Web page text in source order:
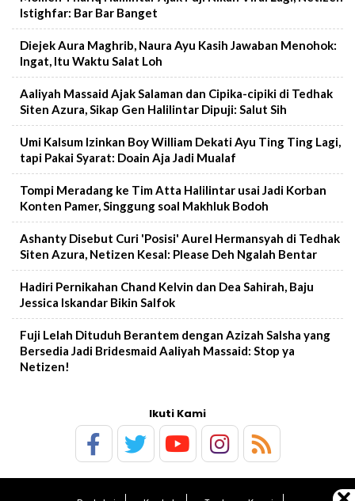
Istighfar: Bar Bar Banget
Diejek Aura Maghrib, Naura Ayu Kasih Jawaban Menohok:
Ingat, Itu Waktu Salat Loh
Aaliyah Massaid Ajak Salaman dan Cipika-cipiki di Tedhak
Siten Azura, Sikap Gen Halilintar Dipuji: Salut Sih
Umi Kalsum Izinkan Boy William Dekati Ayu Ting Ting Lagi,
tapi Pakai Syarat: Doain Aja Jadi Mualaf
Tompi Meradang ke Tim Atta Halilintar usai Jadi Korban
Konten Pamer, Singgung soal Makhluk Bodoh
Ashanty Disebut Curi 'Posisi' Aurel Hermansyah di Tedhak
Siten Azura, Netizen Kesal: Please Deh Ngalah Bentar
Hadiri Pernikahan Chand Kelvin dan Dea Sahirah, Baju
Jessica Iskandar Bikin Salfok
Fuji Lelah Dituduh Berantem dengan Azizah Salsha yang
Bersedia Jadi Bridesmaid Aaliyah Massaid: Stop ya
Netizen!
Ikuti Kami